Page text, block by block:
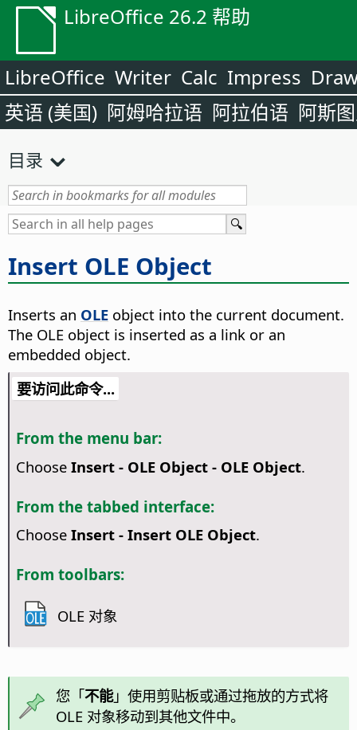
LibreOffice 26.2 帮助
LibreOffice Writer Calc Impress
英语 (美国) 阿姆哈拉语 阿拉伯语 阿斯
目录
Insert OLE Object
Inserts an OLE object into the current document.
The OLE object is inserted as a link or an
embedded object.
要访问此命令...
From the menu bar:
Choose Insert - OLE Object - OLE Object.
From the tabbed interface:
Choose Insert - Insert OLE Object.
From toolbars:
OLE 对象
您「不能」使用剪贴板或通过拖放的方式将
OLE 对象移动到其他文件中。